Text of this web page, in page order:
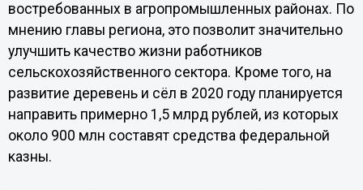
востребованных в агропромышленных районах. По
мнению главы региона, это позволит значительно
улучшить качество жизни работников
сельскохозяйственного сектора. Кроме того, на
развитие деревень и сёл в 2020 году планируется
направить примерно 1,5 млрд рублей, из которых
около 900 млн составят средства федеральной
казны.